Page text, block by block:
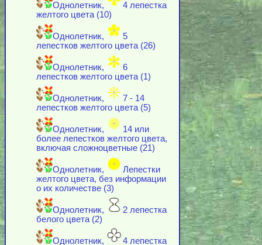
Однолетник,
4 лепестка
желтого цвета (10)
Однолетник,
5
лепестков желтого цвета (26)
Однолетник,
6
лепестков желтого цвета (1)
Однолетник,
7 - 14
лепестков желтого цвета (5)
Однолетник,
14 или
более лепестков желтого цвета,
включая cложноцветные (21)
Однолетник,
Лепестки
желтого цвета, без информации
о их количестве (3)
Однолетник,
2 лепестка
белого цвета (2)
Однолетник, 4 лепестка